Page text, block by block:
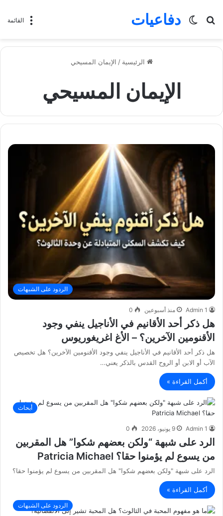
القائمة دفاعيات
بحث
الوضع
الرئيسية / الإيمان المسيحي
الإيمان المسيحي
الردود على الشبهات
Admin 1 منذ أسبوعين 0
هل ذكر أحد الأقانيم في الأناجيل ينفي وجود
الأقنومين الآخرين؟ – الأغ اغريغوريوس
هل ذكر أحد الأقانيم في الأناجيل ينفي وجود الأقنومين الآخرين؟ هل تخصيص
الآب أو الابن أو الروح القدس بالذكر يعني…
أكمل القراءة »
أبحاث
Admin 1 9 يونيو، 2026 0
الرد على شبهة “ولكن بعضهم شكوا” هل المقربين
من يسوع لم يؤمنوا حقا؟ Patricia Michael
الرد على شبهة "ولكن بعضهم شكوا" هل المقربين من يسوع لم يؤمنوا حقا؟
أكمل القراءة »
الردود على الشبهات